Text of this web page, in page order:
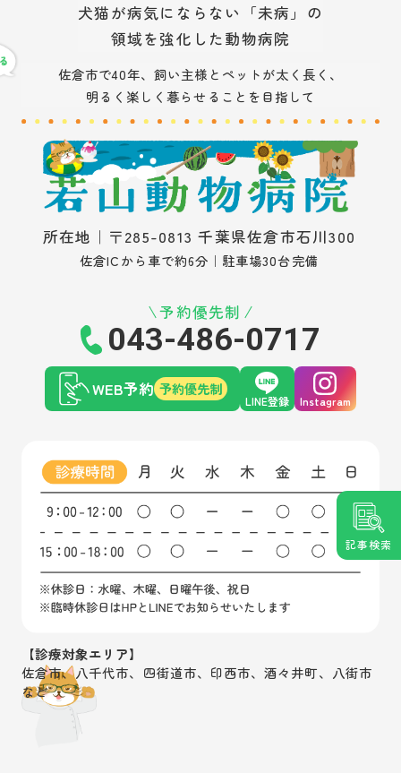
記事検索
犬猫が病気にならない「未病」の
領域を強化した動物病院
佐倉市で40年、飼い主様とペットが太く長く、
明るく楽しく暮らせることを目指して
所在地｜〒285-0813 千葉県佐倉市石川300
佐倉ICから車で約6分｜駐車場30台完備
予約優先制
043-486-0717
WEB予約 予約優先制
LINE登録 Instagram
【診療対象エリア】
佐倉市、八千代市、四街道市、印西市、酒々井町、八街市
など